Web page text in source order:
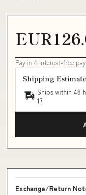
Pay in 4 interest-free
Shipping Estimate
Ships within 48
17
Exchange/Return